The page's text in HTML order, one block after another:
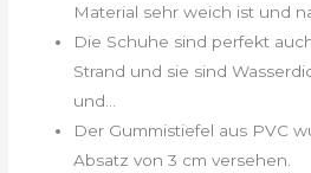
Material sehr weich ist und
Die Schuhe sind perfekt
Strand und sie sind
und...
Der Gummistiefel aus PVC
Absatz von 3 cm versehen.